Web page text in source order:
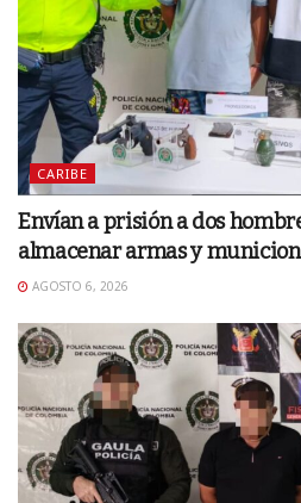
CARIBE
Envían a prisión a dos
almacenar armas y
AGOSTO 6, 2026